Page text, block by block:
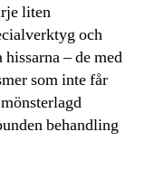
liten
och
– de med
som inte får
behandling